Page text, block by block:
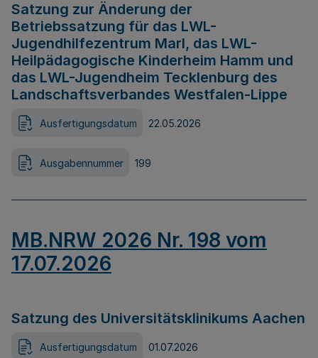
Satzung zur Änderung der
Betriebssatzung für das LWL-
Jugendhilfezentrum Marl, das LWL-
Heilpädagogische Kinderheim Hamm und
das LWL-Jugendheim Tecklenburg des
Landschaftsverbandes Westfalen-Lippe
Ausfertigungsdatum 22.05.2026
Ausgabennummer 199
MB.NRW 2026 Nr. 198 vom
17.07.2026
Satzung des Universitätsklinikums Aachen
Ausfertigungsdatum 01.07.2026